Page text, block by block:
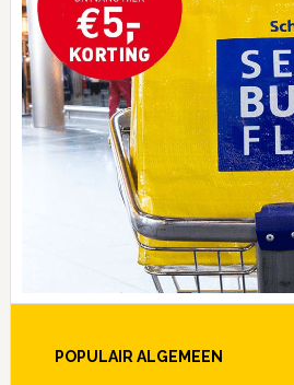
POPULAIR ALGEMEEN